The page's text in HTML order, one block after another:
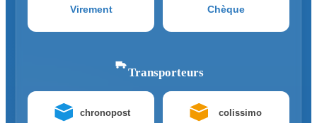
Virement Chèque
Transporteurs
chronopost colissimo